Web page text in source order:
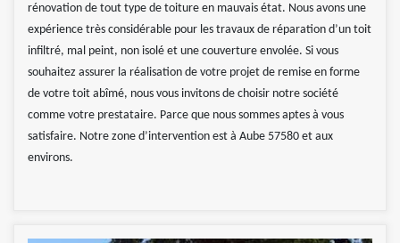
rénovation de tout type de toiture en mauvais état. Nous avons une
expérience très considérable pour les travaux de réparation d’un toit
infiltré, mal peint, non isolé et une couverture envolée. Si vous
souhaitez assurer la réalisation de votre projet de remise en forme
de votre toit abîmé, nous vous invitons de choisir notre société
comme votre prestataire. Parce que nous sommes aptes à vous
satisfaire. Notre zone d’intervention est à Aube 57580 et aux
environs.